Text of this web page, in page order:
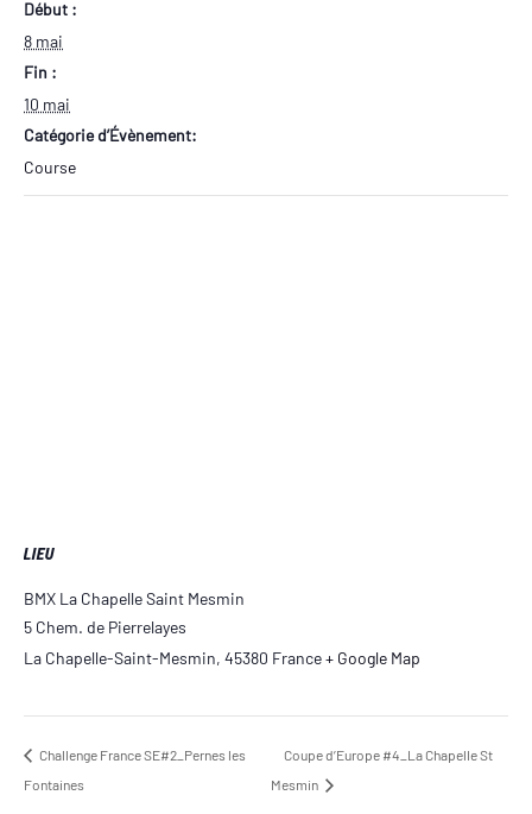
Début :
8 mai
Fin :
10 mai
Catégorie d’Évènement:
Course
LIEU
BMX La Chapelle Saint Mesmin
5 Chem. de Pierrelayes
La Chapelle-Saint-Mesmin, 45380 France+ Google Map
Challenge France SE#2_Pernes les
Fontaines
Coupe d’Europe #4_La Chapelle St
Mesmin